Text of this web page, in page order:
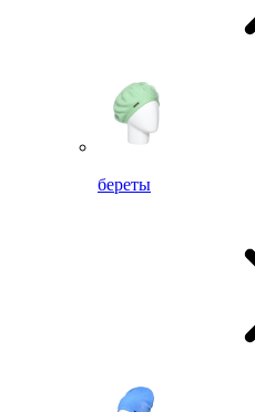
береты